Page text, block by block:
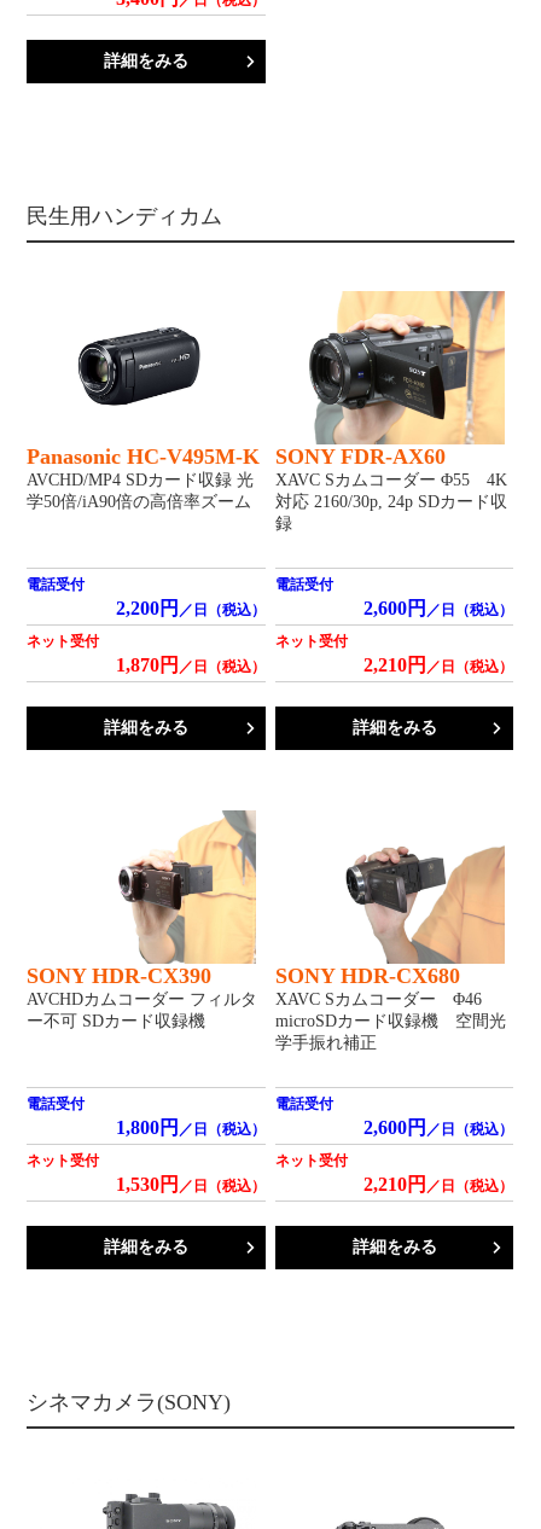
詳細をみる
民生用ハンディカム
Panasonic HC-V495M-K
AVCHD/MP4 SDカード収録 光
学50倍/iA90倍の高倍率ズーム
電話受付
2,200円 ／日（税込）
ネット受付
1,870円 ／日（税込）
詳細をみる
SONY FDR-AX60
XAVC Sカムコーダー Φ55 4K
対応 2160/30p, 24p SDカード収
録
電話受付
2,600円 ／日（税込）
ネット受付
2,210円 ／日（税込）
詳細をみる
SONY HDR-CX390
AVCHDカムコーダー フィルタ
ー不可 SDカード収録機
電話受付
1,800円 ／日（税込）
ネット受付
1,530円 ／日（税込）
詳細をみる
SONY HDR-CX680
XAVC Sカムコーダー Φ46
microSDカード収録機 空間光
学手振れ補正
電話受付
2,600円 ／日（税込）
ネット受付
2,210円 ／日（税込）
詳細をみる
シネマカメラ(SONY)